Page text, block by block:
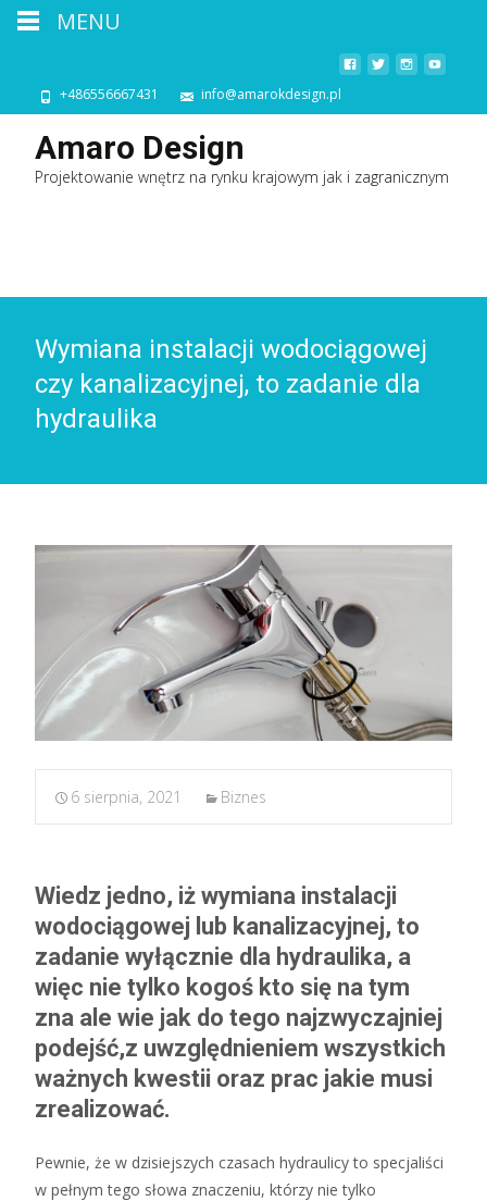
+486556667431 info@amarokdesign.pl
Amaro Design
Projektowanie wnętrz na rynku krajowym jak i zagranicznym
Wymiana instalacji wodociągowej
czy kanalizacyjnej, to zadanie dla
hydraulika
6 sierpnia, 2021 Biznes
Wiedz jedno, iż wymiana instalacji
wodociągowej lub kanalizacyjnej, to
zadanie wyłącznie dla hydraulika, a
więc nie tylko kogoś kto się na tym
zna ale wie jak do tego najzwyczajniej
podejść,z uwzględnieniem wszystkich
ważnych kwestii oraz prac jakie musi
zrealizować.
Pewnie, że w dzisiejszych czasach hydraulicy to specjaliści
w pełnym tego słowa znaczeniu, którzy nie tylko
MENU